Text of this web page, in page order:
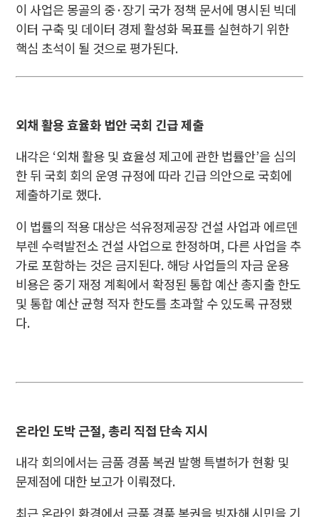
이 사업은 몽골의 중·장기 국가 정책 문서에 명시된 빅데
이터 구축 및 데이터 경제 활성화 목표를 실현하기 위한
핵심 초석이 될 것으로 평가된다.
외채 활용 효율화 법안 국회 긴급 제출
내각은 ‘외채 활용 및 효율성 제고에 관한 법률안’을 심의
한 뒤 국회 회의 운영 규정에 따라 긴급 의안으로 국회에
제출하기로 했다.
이 법률의 적용 대상은 석유정제공장 건설 사업과 에르덴
부렌 수력발전소 건설 사업으로 한정하며, 다른 사업을 추
가로 포함하는 것은 금지된다. 해당 사업들의 자금 운용
비용은 중기 재정 계획에서 확정된 통합 예산 총지출 한도
및 통합 예산 균형 적자 한도를 초과할 수 있도록 규정됐
다.
온라인 도박 근절, 총리 직접 단속 지시
내각 회의에서는 금품 경품 복권 발행 특별허가 현황 및
문제점에 대한 보고가 이뤄졌다.
최근 온라인 환경에서 금품 경품 복권을 빙자해 시민을 기